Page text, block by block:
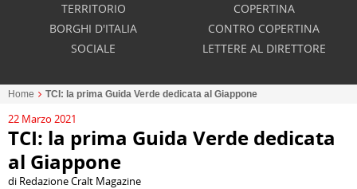
TERRITORIO
BORGHI D'ITALIA
SOCIALE
COPERTINA
CONTRO COPERTINA
LETTERE AL DIRETTORE
Home TCI: la prima Guida Verde dedicata al Giappone
22 Marzo 2021
TCI: la prima Guida Verde dedicata
al Giappone
di Redazione Cralt Magazine